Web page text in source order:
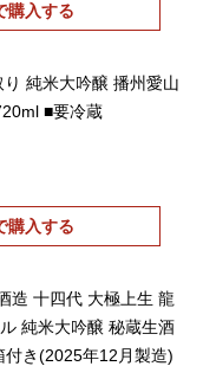
購入する
純米大吟醸 播州愛山
■要冷蔵
購入する
十四代 大極上生 龍
純米大吟醸 秘蔵生酒
箱付き(2025年12月製造)